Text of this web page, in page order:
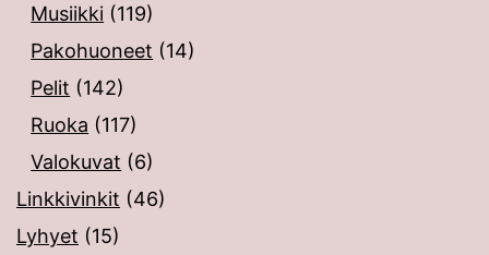
Musiikki (119)
Pakohuoneet (14)
Pelit (142)
Ruoka (117)
Valokuvat (6)
Linkkivinkit (46)
Lyhyet (15)